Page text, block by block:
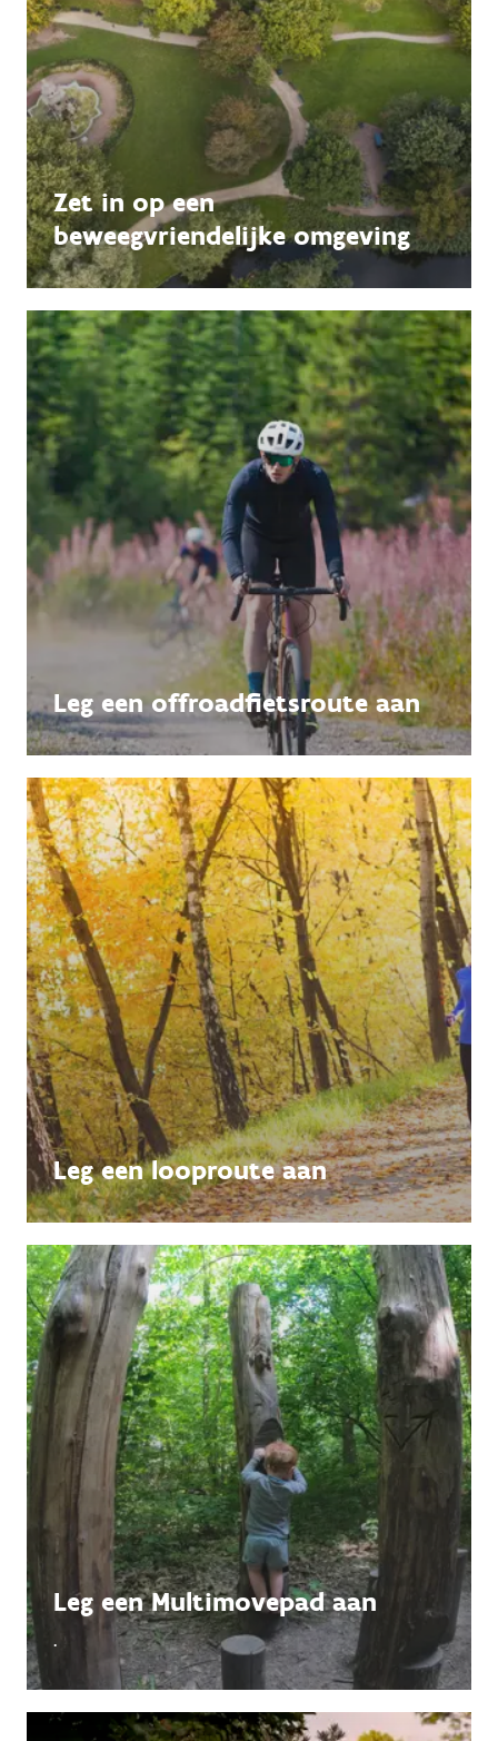
Zet in op een
beweegvriendelijke omgeving
Leg een offroadfietsroute aan
Leg een looproute aan
Leg een Multimovepad aan
.